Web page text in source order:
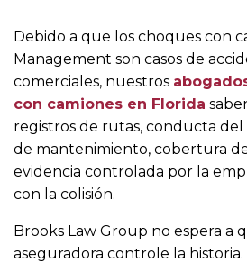
Debido a que los choques con
Management son casos de
comerciales, nuestros
con camiones en Florida
registros de rutas, conducta
de mantenimiento, cobertura
evidencia controlada por la
con la colisión.
Brooks Law Group no espera a
aseguradora controle la